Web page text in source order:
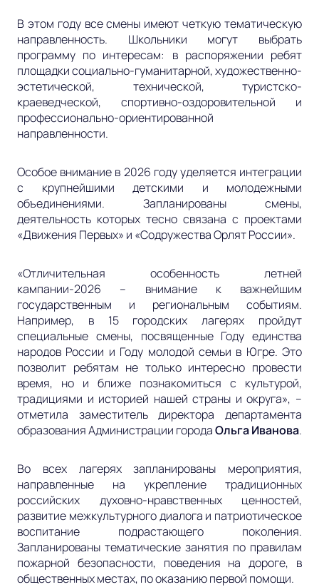
В этом году все смены имеют четкую тематическую
направленность. Школьники могут выбрать
программу по интересам: в распоряжении ребят
площадки социально-гуманитарной, художественно-
эстетической, технической, туристско-
краеведческой, спортивно-оздоровительной и
профессионально-ориентированной
направленности.
Особое внимание в 2026 году уделяется интеграции
с крупнейшими детскими и молодежными
объединениями. Запланированы смены,
деятельность которых тесно связана с проектами
«Движения Первых» и «Содружества Орлят России».
«Отличительная особенность летней
кампании-2026 – внимание к важнейшим
государственным и региональным событиям.
Например, в 15 городских лагерях пройдут
специальные смены, посвященные Году единства
народов России и Году молодой семьи в Югре. Это
позволит ребятам не только интересно провести
время, но и ближе познакомиться с культурой,
традициями и историей нашей страны и округа», –
отметила заместитель директора департамента
образования Администрации городаОльга Иванова.
Во всех лагерях запланированы мероприятия,
направленные на укрепление традиционных
российских духовно-нравственных ценностей,
развитие межкультурного диалога и патриотическое
воспитание подрастающего поколения.
Запланированы тематические занятия по правилам
пожарной безопасности, поведения на дороге, в
общественных местах, по оказанию первой помощи.